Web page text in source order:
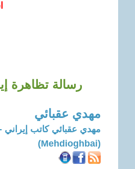
رسالة تظاهرة
مهدي عقبائي
مهدي عقبائي كاتب إيراني
(Mehdioghbai)